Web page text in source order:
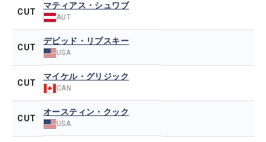
CUT
マティアス・シュワブ
AUT
CUT
デビッド・リプスキー
USA
CUT
マイケル・グリジック
CAN
CUT
オースティン・クック
USA